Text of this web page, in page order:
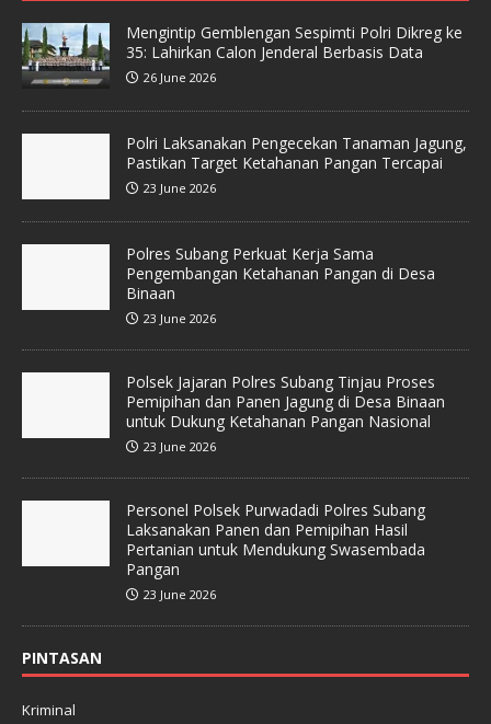
Mengintip Gemblengan Sespimti Polri Dikreg ke
35: Lahirkan Calon Jenderal Berbasis Data
26 June 2026
Polri Laksanakan Pengecekan Tanaman Jagung,
Pastikan Target Ketahanan Pangan Tercapai
23 June 2026
Polres Subang Perkuat Kerja Sama
Pengembangan Ketahanan Pangan di Desa
Binaan
23 June 2026
Polsek Jajaran Polres Subang Tinjau Proses
Pemipihan dan Panen Jagung di Desa Binaan
untuk Dukung Ketahanan Pangan Nasional
23 June 2026
Personel Polsek Purwadadi Polres Subang
Laksanakan Panen dan Pemipihan Hasil
Pertanian untuk Mendukung Swasembada
Pangan
23 June 2026
PINTASAN
Kriminal